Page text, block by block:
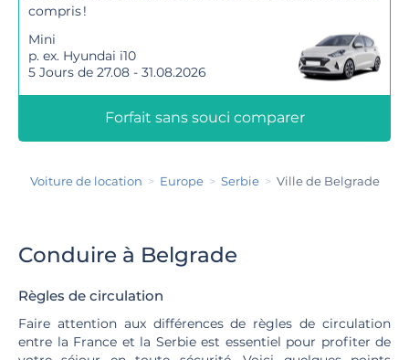
compris !
Mini
p. ex. Hyundai i10
5 Jours de 27.08 - 31.08.2026
Forfait sans souci comparer
Voiture de location Europe Serbie Ville de Belgrade
Conduire à Belgrade
Règles de circulation
Faire attention aux différences de règles de circulation
entre la France et la Serbie est essentiel pour profiter de